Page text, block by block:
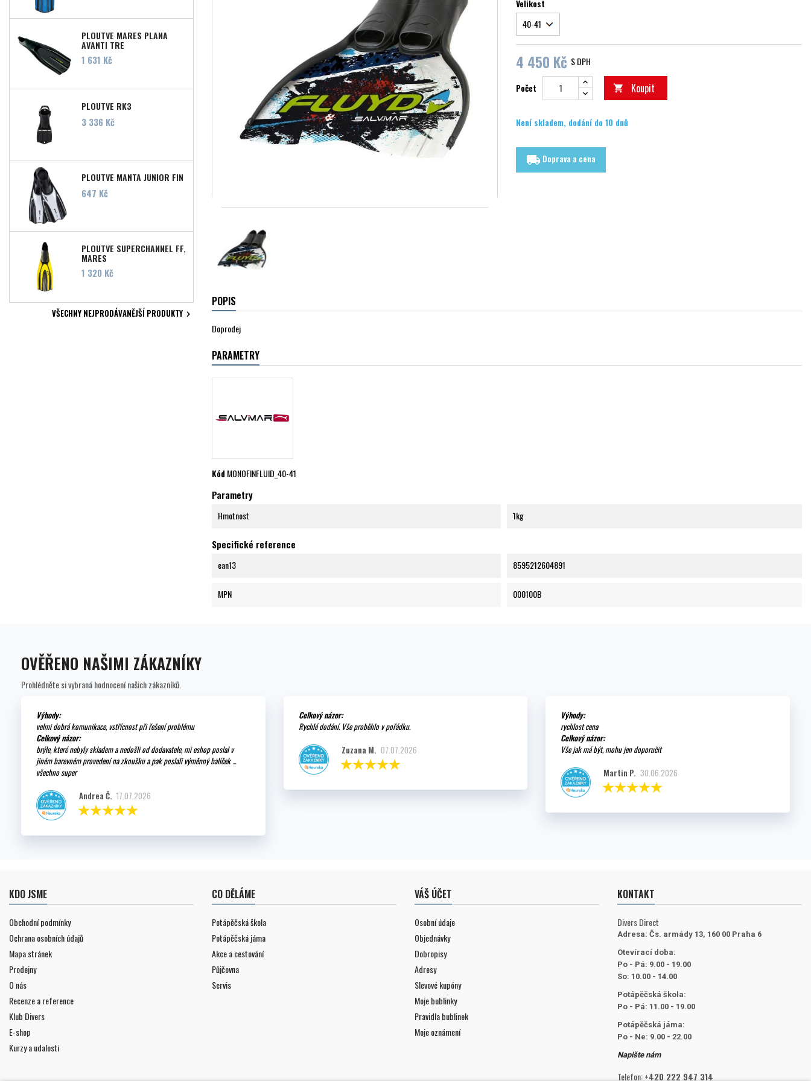
PLOUTVE MARES PLANA
AVANTI TRE
Cena
1 631 Kč
PLOUTVE RK3
Cena
3 336 Kč
PLOUTVE MANTA JUNIOR FIN
Cena
647 Kč
PLOUTVE SUPERCHANNEL FF,
MARES
Cena
1 320 Kč
VŠECHNY NEJPRODÁVANĚJŠÍ PRODUKTY 
Velikost
4 450 Kč S DPH
Počet  Koupit
Není skladem, dodání do 10 dnů
local_shipping Doprava a cena
POPIS
Doprodej
PARAMETRY
KódMONOFINFLUID_40-41
Parametry
Hmotnost 1kg
Specifické reference
ean13 8595212604891
MPN 000100B
OVĚŘENO NAŠIMI ZÁKAZNÍKY
Prohlédněte si vybraná hodnocení našich zákazníků.
Výhody:
velmi dobrá komunikace, vstřícnost při řešení problému
Celkový názor:
brýle, které nebyly skladem a nedošli od dodavatele, mi eshop poslal v
jiném barevném provedení na zkoušku a pak poslali výměnný balíček ...
všechno super
Andrea Č. 17.07.2026
Celkový názor:
Rychlé dodání. Vše proběhlo v pořádku.
Zuzana M. 07.07.2026
Výhody:
rychlost cena
Celkový názor:
Vše jak má být, mohu jen doporučit
Martin P. 30.06.2026
KDO JSME
Obchodní podmínky
Ochrana osobních údajů
Mapa stránek
Prodejny
O nás
Recenze a reference
Klub Divers
E-shop
Kurzy a udalosti
CO DĚLÁME
Potápěčská škola
Potápěčská jáma
Akce a cestování
Půjčovna
Servis
VÁŠ ÚČET
Osobní údaje
Objednávky
Dobropisy
Adresy
Slevové kupóny
Moje bublinky
Pravidla bublinek
Moje oznámení
KONTAKT
Divers Direct
Adresa: Čs. armády 13, 160 00 Praha 6
Otevírací doba:
Po - Pá: 9.00 - 19.00
So: 10.00 - 14.00
Potápěčská škola:
Po - Pá: 11.00 - 19.00
Potápěčská jáma:
Po - Ne: 9.00 - 22.00
Napište nám
Telefon:+420 222 947 314